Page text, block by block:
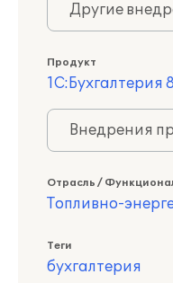
Другие
Продукт
1С:Бухгалтерия 8
Внедрения
Отрасль /
Топливно-
Теги
бухгалтерия